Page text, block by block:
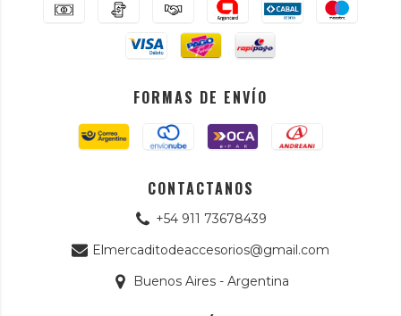
FORMAS DE ENVÍO
CONTACTANOS
+54 911 73678439
Elmercaditodeaccesorios@gmail.com
Buenos Aires - Argentina